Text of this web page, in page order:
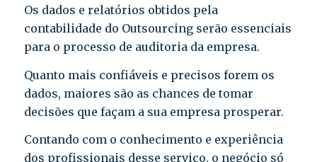
Os dados e relatórios obtidos pela
contabilidade do Outsourcing serão essenciais
para o processo de auditoria da empresa.
Quanto mais confiáveis e precisos forem os
dados, maiores são as chances de tomar
decisões que façam a sua empresa prosperar.
Contando com o conhecimento e experiência
dos profissionais desse serviço, o negócio só